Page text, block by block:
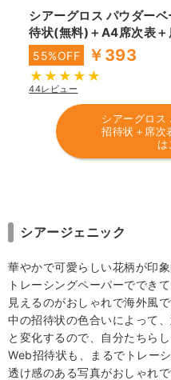
シアーグロス パウダー
待状(無料)＋A4席次表＋
55%OFF ￥393
44レビュー
シアーグロス
招待状＋席次
は
シアージェニック
華やかで可愛らしい花柄が印象
トレーシングペーパーででき
見えるのがおしゃれで海外風で
中の招待状の色合いによって
と変化するので、自分たちら
Web招待状も、まるでトレー
透け感のある写真がおしゃれで